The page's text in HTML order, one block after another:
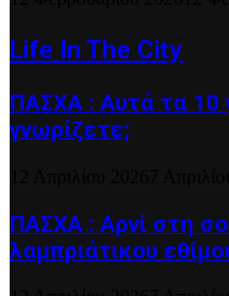
Life In The City
ΠΑΣΧΑ : Αυτά τα 10
γνωρίζετε;
ΠΑΣΧΑ : Αρνί στη
λαμπριάτικου